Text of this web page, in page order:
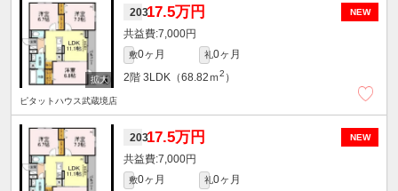
NEW
20317.5万円
7,000円
敷0ヶ月 礼0ヶ月
2階 3LDK（68.82ｍ2 ）
ピタットハウス武蔵境店
NEW
20317.5万円
7,000円
敷0ヶ月 礼0ヶ月